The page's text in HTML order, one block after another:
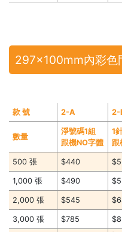
297x100mm內彩色
款 號 2-A 2-
數量
淨號碼1組
跟機NO字體
1
跟
500 張 $440
1,000 張 $490
2,000 張 $545
3,000 張 $785